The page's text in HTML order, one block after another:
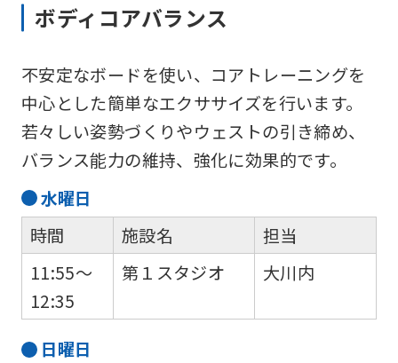
ボディコアバランス
不安定なボードを使い、コアトレーニングを
中心とした簡単なエクササイズを行います。
若々しい姿勢づくりやウェストの引き締め、
バランス能力の維持、強化に効果的です。
水曜日
時間
11:55～
12:35
施設名
第１スタジオ
担当
大川内
日曜日